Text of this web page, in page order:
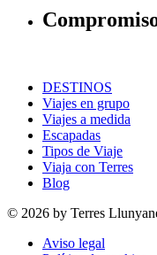
DESTINOS
Viajes en grupo
Viajes a medida
Escapadas
Tipos de Viaje
Viaja con Terres
Blog
© 2026 by Terres
Aviso legal